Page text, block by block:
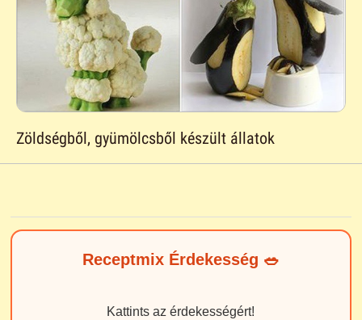
Zöldségből, gyümölcsből készült állatok
Receptmix Érdekesség 🥗
Kattints az érdekességért!